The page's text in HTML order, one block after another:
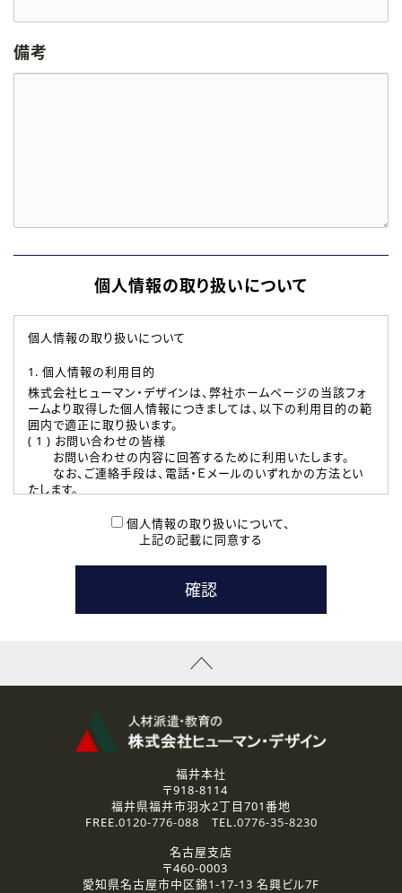
備考
個人情報の取り扱いについて
個人情報の取り扱いについて
1. 個人情報の利用目的
株式会社ヒューマン・デザインは、弊社ホームページの当該フォ
ームより取得した個人情報につきましては、以下の利用目的の範
囲内で適正に取り扱います。
( 1 ) お問い合わせの皆様
お問い合わせの内容に回答するために利用いたします。
なお、ご連絡手段は、電話・Ｅメールのいずれかの方法とい
たします。
本登録に関するご連絡および本登録時の参考情報として利
たします。
( 3 ) スタッフ派遣を検討されている企業の皆様
お問い合わせの内容に回答するために利用いたします。
なお、ご連絡手段は、電話・Ｅメールのいずれかの方法とい
資料送付、受講相談に関するご連絡のために利用いたしま
その他、お問い合わせの内容に回答するために利用いたし
なお、ご連絡手段は、電話・Ｅメールのいずれかの方法とい
2.個人情報の第三者提供
ご提供いただいた個人情報は、法令等の規定に従う場合を除き、
3.個人情報の取り扱いの委託
弊社の定める個人情報保護の評価基準を満たした委託先に、個
個人情報の取り扱いについて、
上記の記載に同意する
福井本社
〒918-8114
福井県福井市羽水2丁目701番地
FREE.0120-776-088 TEL.0776-35-8230
名古屋支店
〒460-0003
愛知県名古屋市中区錦1-17-13 名興ビル7F